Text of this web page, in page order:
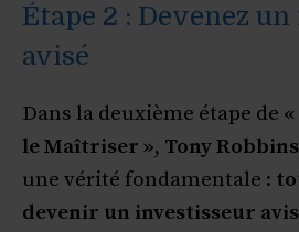
Étape 2 : Devenez
avisé
Dans la deuxième étape de
le Maîtriser », Tony Robbins
une vérité fondamentale :
devenir un investisseur